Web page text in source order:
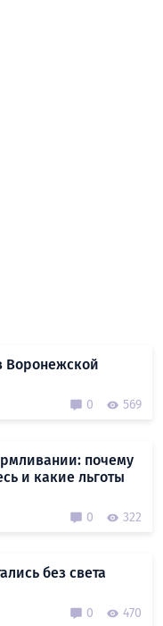
Воронежской
0 569
почему
и какие льготы
0 322
без света
0 470